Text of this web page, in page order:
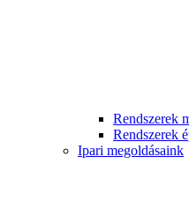
Rendszerek
Rendszerek
Ipari megoldásaink